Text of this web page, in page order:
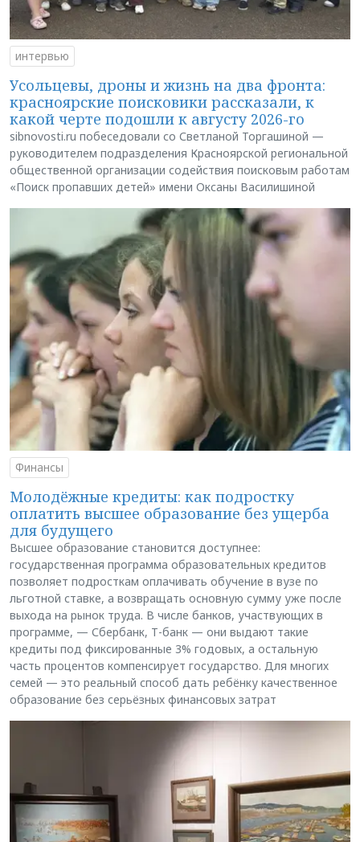
интервью
Усольцевы, дроны и жизнь на два фронта:
красноярские поисковики рассказали, к
какой черте подошли к августу 2026-го
sibnovosti.ru побеседовали со Светланой Торгашиной —
руководителем подразделения Красноярской региональной
общественной организации содействия поисковым работам
«Поиск пропавших детей» имени Оксаны Василишиной
Финансы
Молодёжные кредиты: как подростку
оплатить высшее образование без ущерба
для будущего
Высшее образование становится доступнее:
государственная программа образовательных кредитов
позволяет подросткам оплачивать обучение в вузе по
льготной ставке, а возвращать основную сумму уже после
выхода на рынок труда. В числе банков, участвующих в
программе, — Сбербанк, Т-банк — они выдают такие
кредиты под фиксированные 3% годовых, а остальную
часть процентов компенсирует государство. Для многих
семей — это реальный способ дать ребёнку качественное
образование без серьёзных финансовых затрат